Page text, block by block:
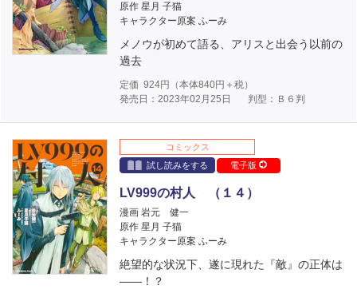
原作 星月 子猫
キャラクター原案 ふーみ
メノウが初めて語る、アリスと出会う以前の
過去
定価 924円（本体840円＋税）
発売日：2023年02月25日
判型：Ｂ６判
コミックス
試し読みをする
電子版
LV999の村人 （１４）
漫画 岩元 健一
原作 星月 子猫
キャラクター原案 ふーみ
絶望的な状況下、遂に現れた『敵』の正体は
――！？